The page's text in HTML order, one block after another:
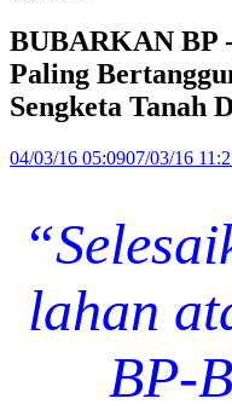
BUBARKAN BP
Paling
Sengketa Tanah
04/03/16 05:0907/03/16
lahan
BP-